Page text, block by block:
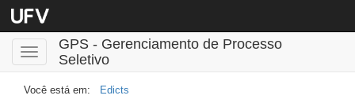
Toggle
navigation
GPS - Gerenciamento de Processo
Seletivo
Edicts